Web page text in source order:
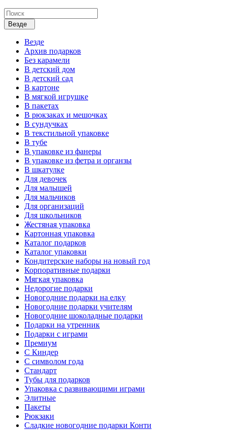
Везде
Везде
Архив подарков
Без карамели
В детский дом
В детский сад
В картоне
В мягкой игрушке
В пакетах
В рюкзаках и мешочках
В сундучках
В текстильной упаковке
В тубе
В упаковке из фанеры
В упаковке из фетра и органзы
В шкатулке
Для девочек
Для малышей
Для мальчиков
Для организаций
Для школьников
Жестяная упаковка
Картонная упаковка
Каталог подарков
Каталог упаковки
Кондитерские наборы на новый год
Корпоративные подарки
Мягкая упаковка
Недорогие подарки
Новогодние подарки на елку
Новогодние подарки учителям
Новогодние шоколадные подарки
Подарки на утренник
Подарки с играми
Премиум
С Киндер
С символом года
Стандарт
Тубы для подарков
Упаковка с развивающими играми
Элитные
Пакеты
Рюкзаки
Сладкие новогодние подарки Конти